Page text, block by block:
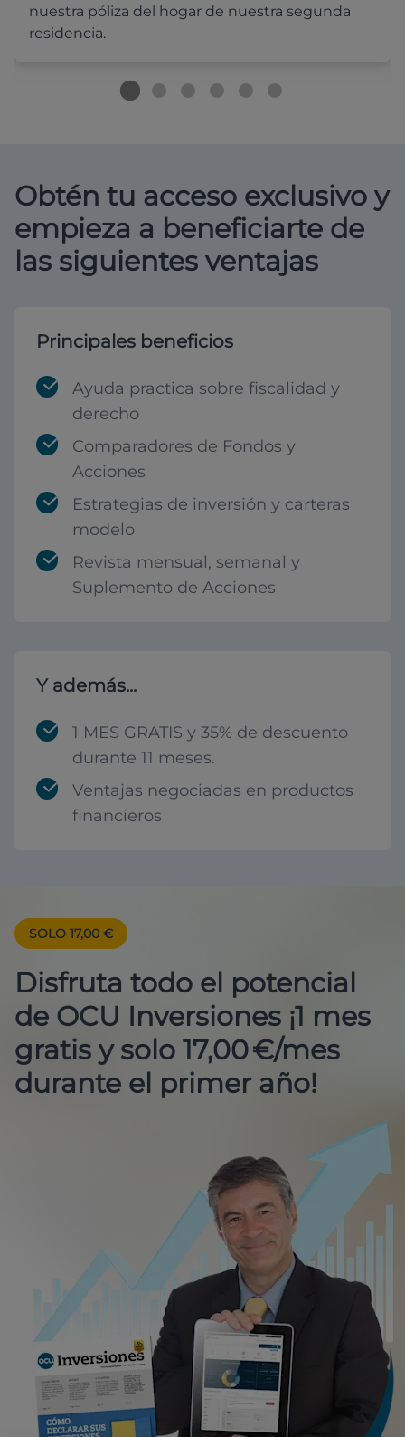
nuestra póliza del hogar de nuestra segunda
residencia.
Obtén tu acceso exclusivo y
empieza a beneficiarte de
las siguientes ventajas
Principales beneficios
Ayuda practica sobre fiscalidad y
derecho
Comparadores de Fondos y
Acciones
Estrategias de inversión y carteras
modelo
Revista mensual, semanal y
Suplemento de Acciones
Y además...
1 MES GRATIS y 35% de descuento
durante 11 meses.
Ventajas negociadas en productos
financieros
SOLO 17,00 €
Disfruta todo el potencial
de OCU Inversiones ¡1 mes
gratis y solo 17,00 €/mes
durante el primer año!